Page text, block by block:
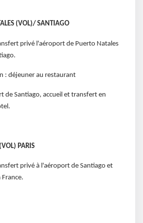
(VOL)/ SANTIAGO
privé l'aéroport de Puerto Natales
: déjeuner au restaurant
de Santiago, accueil et transfert en
PARIS
privé à l'aéroport de Santiago et